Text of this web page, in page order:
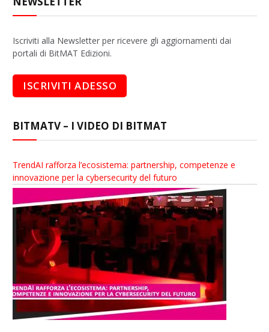
Iscriviti alla Newsletter per ricevere gli aggiornamenti dai
portali di BitMAT Edizioni.
BITMATV – I VIDEO DI BITMAT
TrendAI rafforza l’ecosistema: partnership, competenze e
innovazione per la cybersecurity del futuro